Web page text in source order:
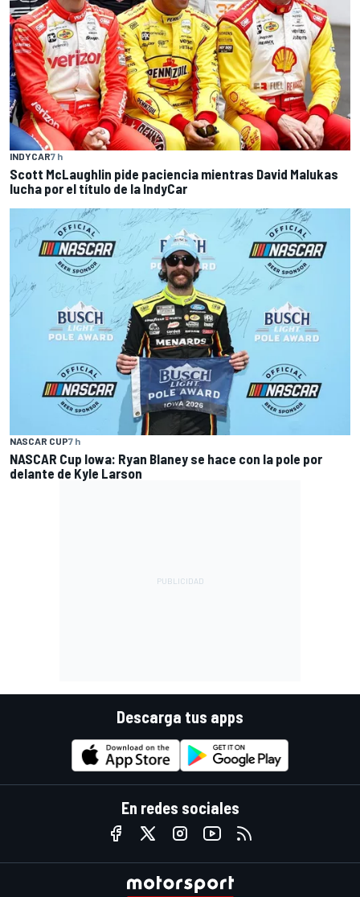
INDYCAR7 h
Scott McLaughlin pide paciencia mientras David Malukas
lucha por el título de la IndyCar
NASCAR CUP7 h
NASCAR Cup Iowa: Ryan Blaney se hace con la pole por
delante de Kyle Larson
Descarga tus apps
En redes sociales